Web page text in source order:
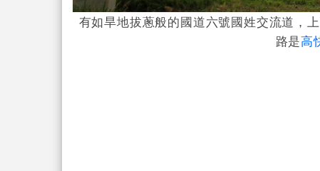
有如旱地拔蔥般的國道六號國姓交流道，
路是高